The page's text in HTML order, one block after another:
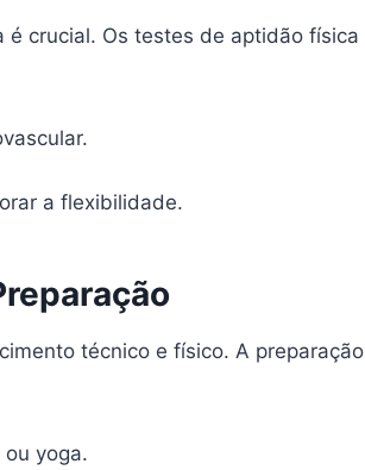
crucial. Os testes de aptidão
a flexibilidade.
técnico e físico. A
yoga.